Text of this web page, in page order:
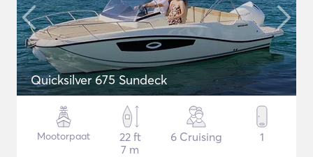
Quicksilver 675 Sundeck
Mootorpaat
22 ft
7 m
6 Cruising 1